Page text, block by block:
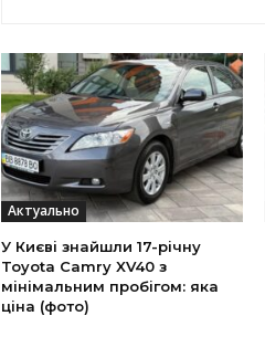
Актуально
У Києві знайшли 17-річну
Toyota Camry XV40 з
мінімальним пробігом: яка
ціна (фото)